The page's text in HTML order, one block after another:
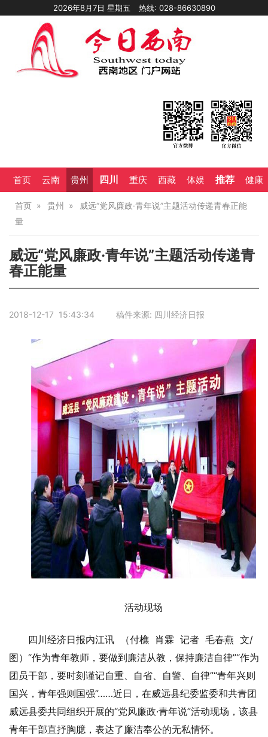
2026年8月7日 星期五 热线: 028-86630890
首页 云南 贵州 四川 重庆 西藏 体娱 推荐 健康
首页 贵州
威远“党风廉政·青年说”主题活动传递青春正能
量
威远“党风廉政·青年说”主题活动传递青
春正能量
2018-12-17 15:43:34 稿件来源: 四川经济日报
活动现场
四川经济日报内江讯 （付樵 肖霖 记者 毛春燕 文/
图）“作为青年教师，要做到廉洁从教，保持廉洁自律”“作为
团员干部，要时刻谨记自重、自省、自警、自律”“青年兴则
国兴，青年强则国强”……近日，在威远县纪委监委和共青团
威远县委共同组织开展的“党风廉政·青年说”活动现场，该县
青年干部直抒胸臆，表达了廉洁奉公的无私情怀。